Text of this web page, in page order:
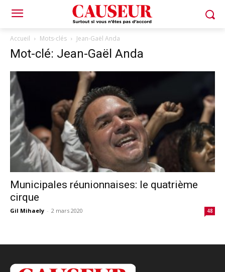
Accueil Mots-clés Jean-Gaël Anda
Mot-clé: Jean-Gaël Anda
Municipales réunionnaises: le quatrième
cirque
Gil Mihaely - 2 mars 2020 48